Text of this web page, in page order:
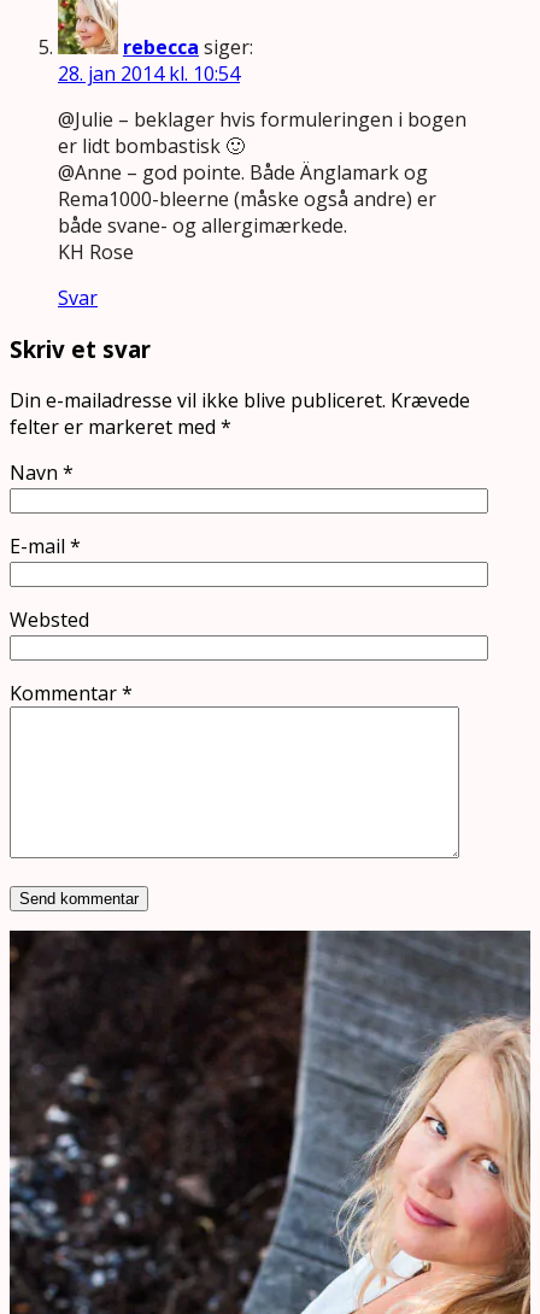
rebecca siger:
28. jan 2014 kl. 10:54
@Julie – beklager hvis formuleringen i bogen
er lidt bombastisk 🙂
@Anne – god pointe. Både Änglamark og
Rema1000-bleerne (måske også andre) er
både svane- og allergimærkede.
KH Rose
Svar
Skriv et svar
Din e-mailadresse vil ikke blive publiceret. Krævede
felter er markeret med *
Navn *
E-mail *
Websted
Kommentar*